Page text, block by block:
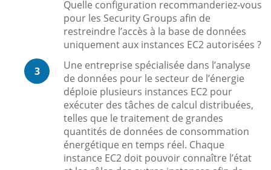
Quelle configuration recommanderiez-vous
pour les Security Groups afin de
restreindre l’accès à la base de données
uniquement aux instances EC2 autorisées ?
3
Une entreprise spécialisée dans l’analyse
de données pour le secteur de l’énergie
déploie plusieurs instances EC2 pour
exécuter des tâches de calcul distribuées,
telles que le traitement de grandes
quantités de données de consommation
énergétique en temps réel. Chaque
instance EC2 doit pouvoir connaître l’état